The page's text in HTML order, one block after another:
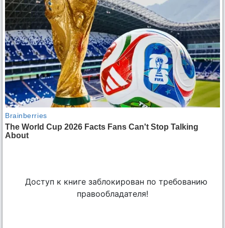
Доступ к книге заблокирован по требованию
правообладателя!